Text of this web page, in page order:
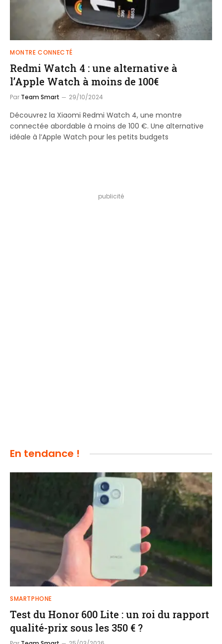
MONTRE CONNECTÉ
Redmi Watch 4 : une alternative à
l’Apple Watch à moins de 100€
Par Team Smart 29/10/2024
Découvrez la Xiaomi Redmi Watch 4, une montre
connectée abordable à moins de 100 €. Une alternative
idéale à l’Apple Watch pour les petits budgets
publicité
En tendance !
SMARTPHONE
Test du Honor 600 Lite : un roi du rapport
qualité-prix sous les 350 € ?